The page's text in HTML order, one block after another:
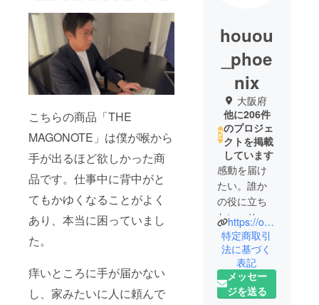
こちらの商品「THE
MAGONOTE」は僕が喉から
手が出るほど欲しかった商
品です。仕事中に背中がと
てもかゆくなることがよく
あり、本当に困っていまし
た。
痒いところに手が届かない
し、家みたいに人に頼んで
houou
_phoe
nix
大阪府
他に206件
のプロジェ
クトを掲載
しています
感動を届け
たい。誰か
の役に立ち
たい。そし
て、心から
「欲しい」
と思えるも
のだけを。
https://our-product.com/fm/31566/zbfGwgws
特定商取引
法に基づく
表記
メッセー
ジを送る